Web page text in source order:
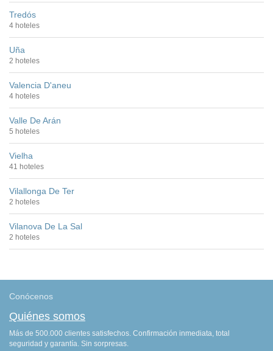
Tredós
4 hoteles
Uña
2 hoteles
Valencia D'aneu
4 hoteles
Valle De Arán
5 hoteles
Vielha
41 hoteles
Vilallonga De Ter
2 hoteles
Vilanova De La Sal
2 hoteles
Conócenos
Quiénes somos
Más de 500.000 clientes satisfechos. Confirmación inmediata, total
seguridad y garantía. Sin sorpresas.